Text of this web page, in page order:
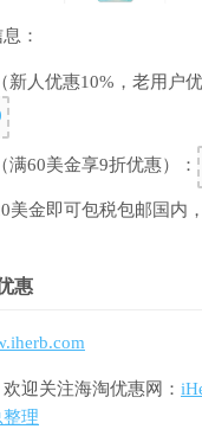
：
新人优惠10%，老用户优
满60美金享9折优惠）：
美金即可包税包邮国内
惠
迎关注海淘优惠网：
理